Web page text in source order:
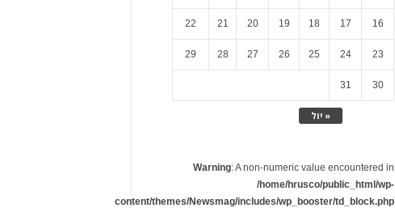
« יול
16
17
18
19
20
21
22
23
24
25
26
27
28
29
30
31
Warning: A non-numeric value encountered in
/home/hrusco/public_html/wp-
content/themes/Newsmag/includes/wp_booster/td_block.php